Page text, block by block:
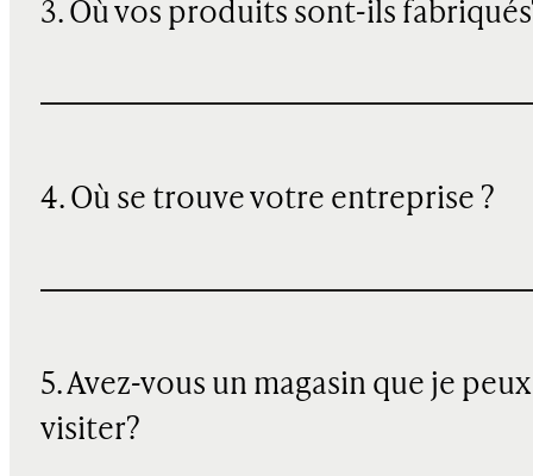
3. Où vos produits sont-ils
4. Où se trouve votre entreprise ?
5. Avez-vous un magasin que je peux
visiter?